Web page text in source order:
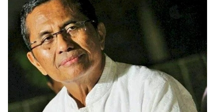
INDONESIA
Partner
Insight
NTB
Suara
Time
Lens
IDN
Daily
Jogja
Jalan
Rakyat
Idealita
News
Kita
Notice
Dinamikapost.com
Radar
Baru
Seedbacklink
Follow